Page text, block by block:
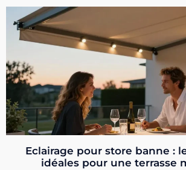
Eclairage pour store banne :
idéales pour une terrasse